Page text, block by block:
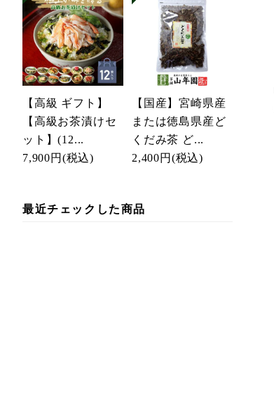
【高級 ギフト】
【高級お茶漬けセ
ット】(12...
7,900円 (税込)
【国産】宮崎県産
または徳島県産ど
くだみ茶 ど...
2,400円 (税込)
最近チェックした商品